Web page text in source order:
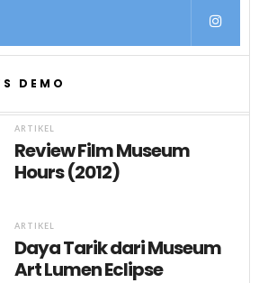
DEMO
ARTIKEL
Review Film Museum
Hours (2012)
ARTIKEL
Daya Tarik dari Museum
Art Lumen Eclipse